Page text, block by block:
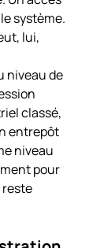
système.
lui,
niveau de
classé,
entrepôt
niveau
pour
reste